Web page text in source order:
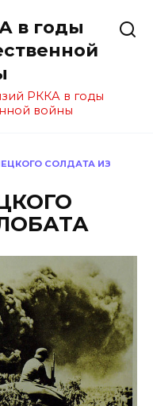
в годы
РККА в годы
войны
СОЛДАТА ИЗ